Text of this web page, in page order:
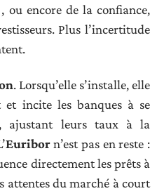
ou encore de la confiance,
Plus l’incertitude
. Lorsqu’elle s’installe, elle
et incite les banques à se
ajustant leurs taux à la
Euriborn’est pas en reste :
directement les prêts à
du marché à court